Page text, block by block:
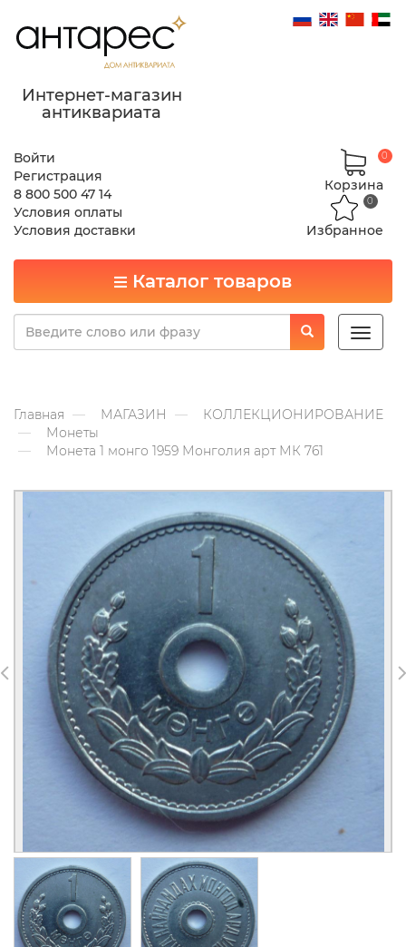
Интернет-магазин
антиквариата
Войти
Регистрация
8 800 500 47 14
Условия оплаты
Условия доставки
Корзина
0
Избранное
0
Каталог товаров
Toggle
Главная МАГАЗИН
КОЛЛЕКЦИОНИРОВАНИЕ
Монеты
Монета 1 монго 1959 Монголия арт МК 761